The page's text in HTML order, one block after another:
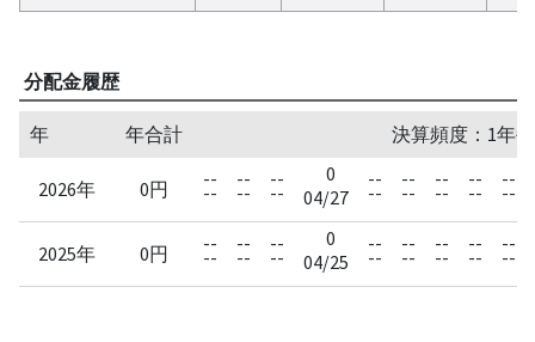
分配金履歴
年 年合計 決算頻度：1年
2026年 0円 --
--
--
--
--
--
0
04/27
--
--
--
--
--
--
--
--
--
--
2025年 0円 --
--
--
--
--
--
0
04/25
--
--
--
--
--
--
--
--
--
--